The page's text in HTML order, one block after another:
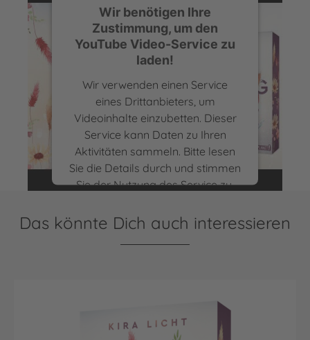
Wir benötigen Ihre
Zustimmung, um den
YouTube Video-Service zu
laden!
Wir verwenden einen Service
eines Drittanbieters, um
Videoinhalte einzubetten. Dieser
Service kann Daten zu Ihren
Aktivitäten sammeln. Bitte lesen
Sie die Details durch und stimmen
Sie der Nutzung des Service zu,
Mehr Informationen
Catching Feelings | Trailer zum Buch
Das könnte Dich auch interessieren